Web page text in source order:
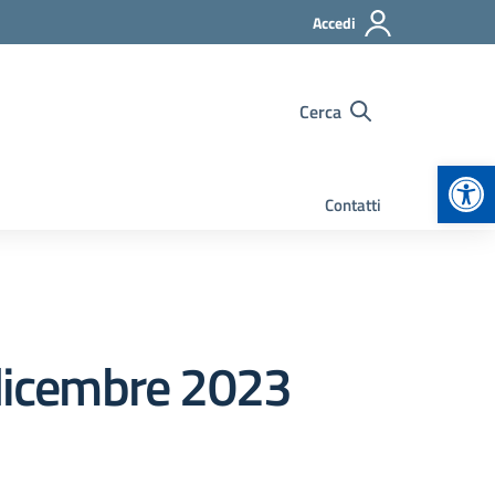
Accedi
Cerca
Contatti
2023